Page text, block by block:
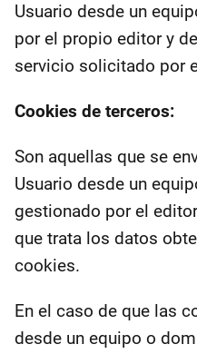
Usuario desde un
por el propio editor y
servicio solicitado por
Cookies de terceros:
Son aquellas que se
Usuario desde un
gestionado por el
que trata los datos
cookies.
En el caso de que las
desde un equipo o